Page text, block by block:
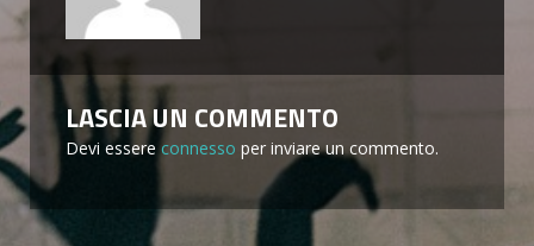
LASCIA UN COMMENTO
Devi essere connesso per inviare un commento.